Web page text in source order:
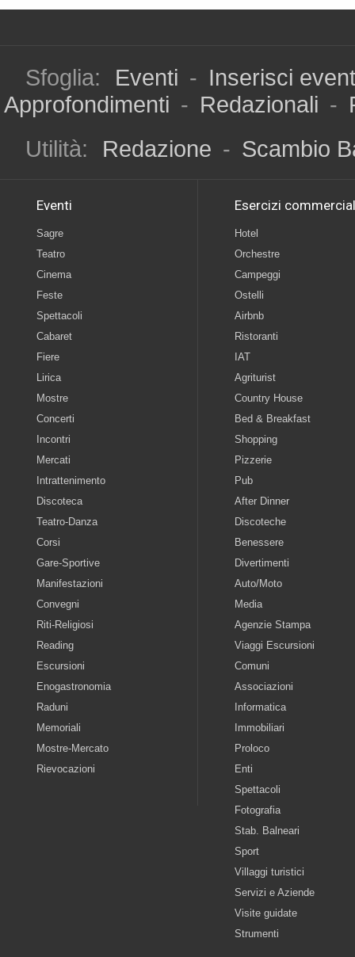
Sfoglia: Eventi - Inserisci
Approfondimenti - Redazionali -
Utilità:
Redazione - Scambio
Eventi
Sagre
Teatro
Cinema
Feste
Spettacoli
Cabaret
Fiere
Lirica
Mostre
Concerti
Incontri
Mercati
Intrattenimento
Discoteca
Teatro-Danza
Corsi
Gare-Sportive
Manifestazioni
Convegni
Riti-Religiosi
Reading
Escursioni
Enogastronomia
Raduni
Memoriali
Mostre-Mercato
Rievocazioni
Esercizi
Hotel
Orchestre
Campeggi
Ostelli
Airbnb
Ristoranti
IAT
Agriturist
Country House
Bed & Breakfast
Shopping
Pizzerie
Pub
After Dinner
Discoteche
Benessere
Divertimenti
Auto/Moto
Media
Agenzie Stampa
Viaggi Escursioni
Comuni
Associazioni
Informatica
Immobiliari
Proloco
Enti
Spettacoli
Fotografia
Stab. Balneari
Sport
Villaggi turistici
Servizi e Aziende
Visite guidate
Strumenti